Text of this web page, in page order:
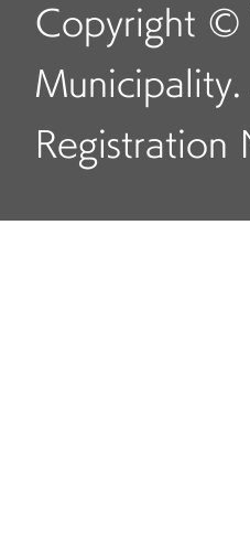
Copyright ©
Municipality.